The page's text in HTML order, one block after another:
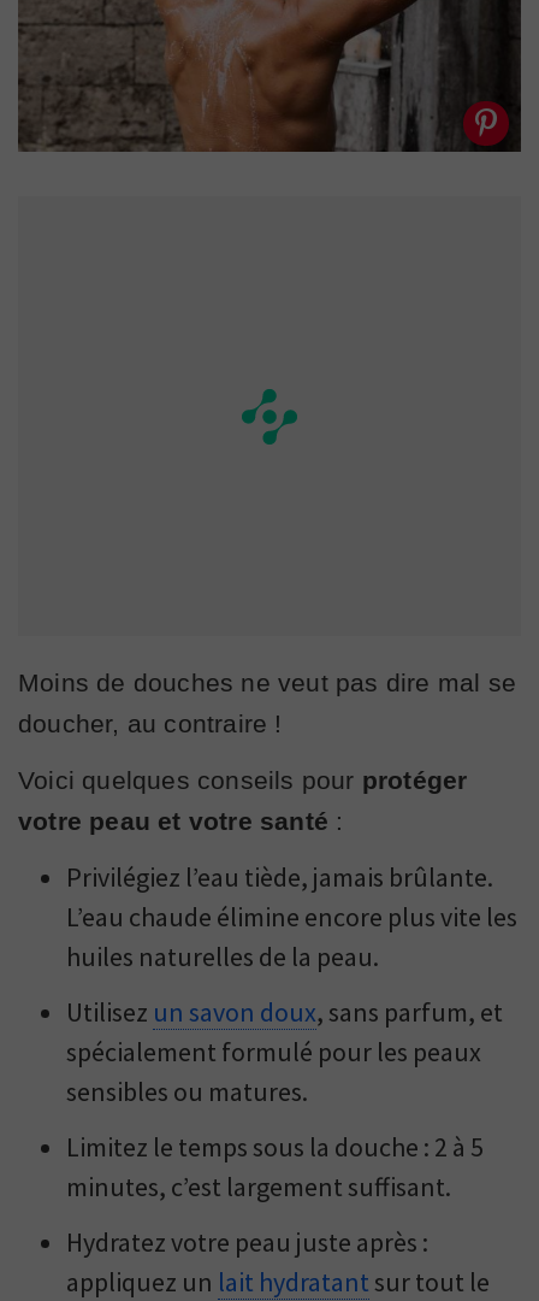
Moins de douches ne veut pas dire mal se
doucher, au contraire !
Voici quelques conseils pour protéger
votre peau et votre santé :
Privilégiez l’eau tiède, jamais brûlante.
L’eau chaude élimine encore plus vite les
huiles naturelles de la peau.
Utilisez un savon doux, sans parfum, et
spécialement formulé pour les peaux
sensibles ou matures.
Limitez le temps sous la douche : 2 à 5
minutes, c’est largement suffisant.
Hydratez votre peau juste après :
appliquez un lait hydratant sur tout le